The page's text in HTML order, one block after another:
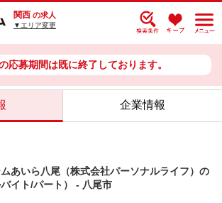
関西 の求人
▼エリア変更
応募期間は既に終了しております。
企業情報
あいら八尾（株式会社パーソナルライフ）の
イト/パート） - 八尾市